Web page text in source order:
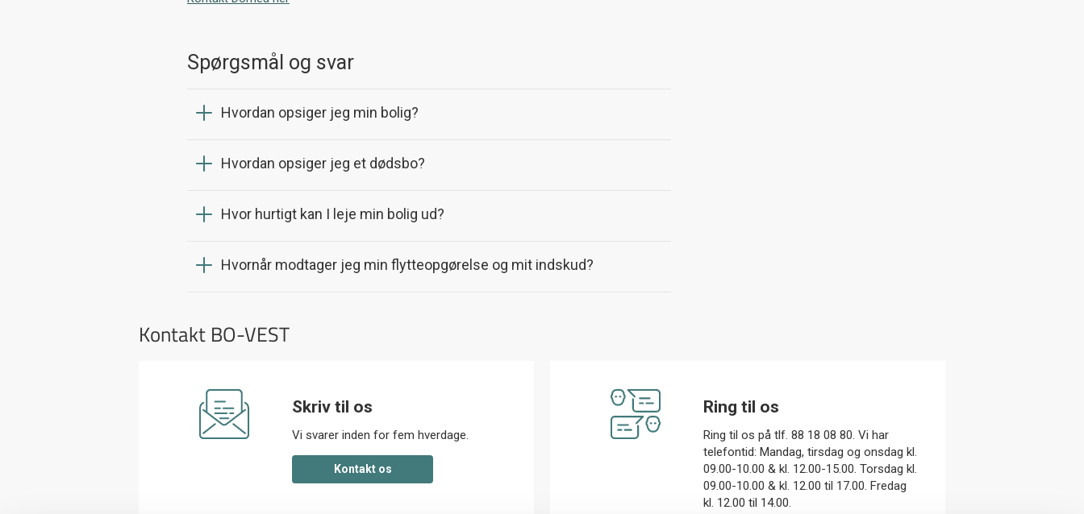
Spørgsmål og svar
Hvordan opsiger jeg min bolig?
Hvordan opsiger jeg et dødsbo?
Hvor hurtigt kan I leje min bolig ud?
Hvornår modtager jeg min flytteopgørelse og mit indskud?
Kontakt BO-VEST
Skriv til os
Vi svarer inden for fem hverdage.
kontakt os
Ring til os
Ring til os på tlf. 88 18 08 80. Vi har
telefontid: Mandag, tirsdag og onsdag kl.
09.00-10.00 & kl. 12.00-15.00. Torsdag kl.
09.00-10.00 & kl. 12.00 til 17.00. Fredag
kl. 12.00 til 14.00.